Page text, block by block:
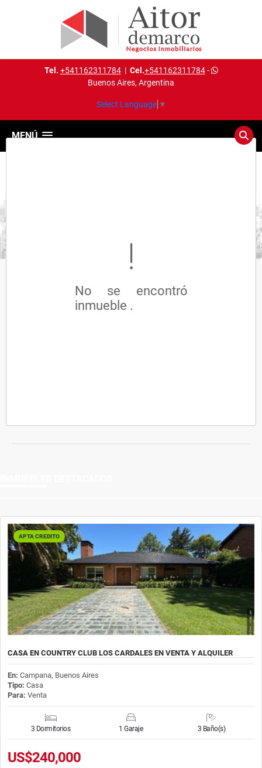
Tel. +541162311784| Cel.+541162311784-
Buenos Aires, Argentina
Select Language ▼
MENÚ
No se encontró
inmueble .
APTA CREDITO
CASA EN COUNTRY CLUB LOS CARDALES EN VENTA Y ALQUILER
En: Campana, Buenos Aires
Tipo: Casa
Para: Venta
3 Dormitorios 1 Garaje 3 Baño(s)
US$240,000